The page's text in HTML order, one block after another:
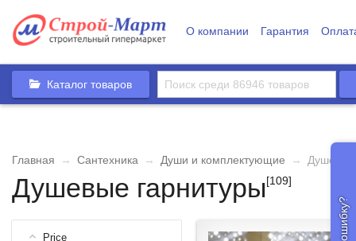
О компании Гарантия
Каталог товаров
Главная → Сантехника → Души и комплектующие → Душевые
Душевые гарнитуры[109]
Price